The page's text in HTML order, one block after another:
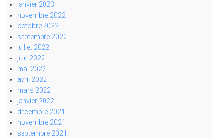
janvier 2023
novembre 2022
octobre 2022
septembre 2022
juillet 2022
juin 2022
mai 2022
avril 2022
mars 2022
janvier 2022
décembre 2021
novembre 2021
septembre 2021